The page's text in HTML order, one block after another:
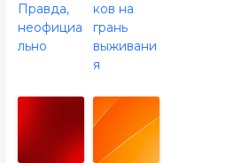
Правда,
неофициа
льно
ков на
грань
выживани
я